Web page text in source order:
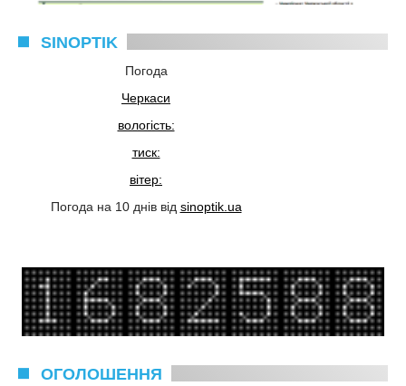
SINOPTIK
Погода
Черкаси
вологість:
тиск:
вітер:
Погода на 10 днів від sinoptik.ua
ОГОЛОШЕННЯ